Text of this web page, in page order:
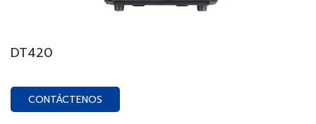
DT420
CONTÁCTENOS